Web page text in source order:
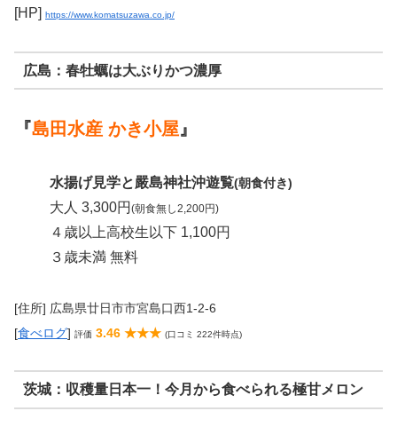
[HP] https://www.komatsuzawa.co.jp/
広島：春牡蠣は大ぶりかつ濃厚
『島田水産 かき小屋』
水揚げ見学と嚴島神社沖遊覧(朝食付き)
大人 3,300円 (朝食無し2,200円)
４歳以上高校生以下 1,100円
３歳未満 無料
[住所] 広島県廿日市市宮島口西1-2-6
[食べログ] 評価 3.46 ★★★ (口コミ 222件時点)
茨城：収穫量日本一！今月から食べられる極甘メロン